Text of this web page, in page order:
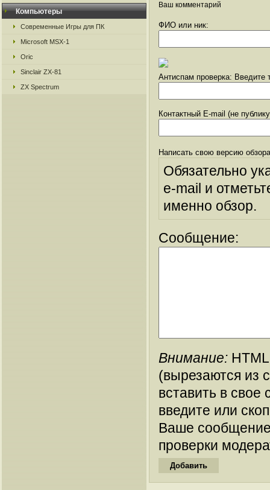
Компьютеры
Современные Игры для ПК
Microsoft MSX-1
Oric
Sinclair ZX-81
ZX Spectrum
Ваш комментарий
ФИО или ник:
Антиспам проверка: Введите
Контактный E-mail (не
Написать свою версию
Обязательно
e-mail и
именно обзор.
Сообщение:
Внимание:
(вырезаются из
вставить в
введите или
Ваше
проверки